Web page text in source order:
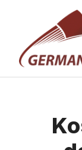
treści